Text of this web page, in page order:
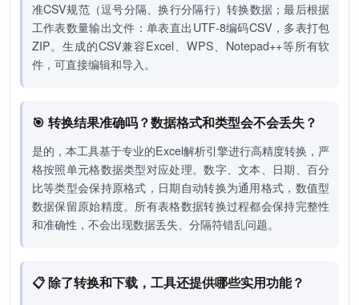
准CSV规范（逗号分隔、换行分隔行）转换数据；最后根据
工作表数量输出文件：单表直出UTF-8编码CSV，多表打包
ZIP。生成的CSV兼容Excel、WPS、Notepad++等所有软
件，可直接编辑和导入。
🎯 转换结果准确吗？数据格式和类型会不会丢失？
是的，本工具基于专业的Excel解析引擎进行高精度转换，严
格按照单元格数据类型对应处理。数字、文本、日期、百分
比等类型会保持原格式，日期自动转换为通用格式，数值型
数据保留原始精度。所有表格数据转换过程都会保持完整性
和准确性，不会出现数据丢失、分隔符错乱问题。
📋 除了转换和下载，工具还提供哪些实用功能？